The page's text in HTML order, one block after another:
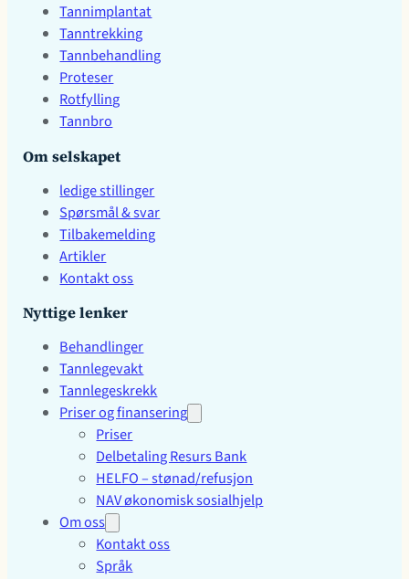
Tannimplantat
Tanntrekking
Tannbehandling
Proteser
Rotfylling
Tannbro
Om selskapet
ledige stillinger
Spørsmål & svar
Tilbakemelding
Artikler
Kontakt oss
Nyttige lenker
Behandlinger
Tannlegevakt
Tannlegeskrekk
Priser og finansering
Priser
Delbetaling Resurs Bank
HELFO – stønad/refusjon
NAV økonomisk sosialhjelp
Om oss
Kontakt oss
Språk